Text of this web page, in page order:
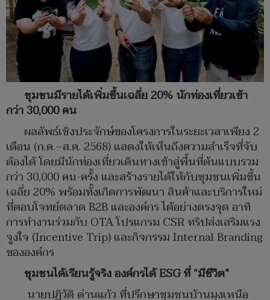
ชุมชนมีรายได้เพิ่มขึ้นเฉลี่ย 20% นักท่องเที่ยวเข้า
กว่า 30,000 คน
ผลลัพธ์เชิงประจักษ์ของโครงการในระยะเวลาเพียง 2
เดือน (ก.ค.–ส.ค. 2568) แสดงให้เห็นถึงความสำเร็จที่จับ
ต้องได้ โดยมีนักท่องเที่ยวเดินทางเข้าสู่พื้นที่ต้นแบบรวม
กว่า 30,000 คน-ครั้ง และสร้างรายได้ให้กับชุมชนเพิ่มขึ้น
เฉลี่ย 20% พร้อมทั้งเกิดการพัฒนา สินค้าและบริการใหม่
ที่ตอบโจทย์ตลาด B2B และองค์กร ได้อย่างตรงจุด อาทิ
การทำงานร่วมกับ OTA โปรแกรม CSR ทริปส่งเสริมแรง
จูงใจ (Incentive Trip) และกิจกรรม Internal Branding
ขององค์กร
ชุมชนได้เรียนรู้จริง องค์กรได้ESG ที่ “มีชีวิต”
นายปฏิวัติ ด่านแก้ว ที่ปรึกษาชุมชนบ้านมุงเหนือ